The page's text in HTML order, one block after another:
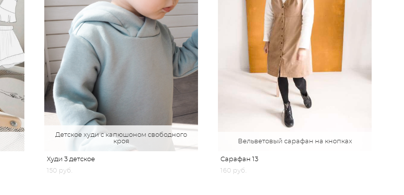
Детское худи с капюшоном свободного
кроя
Худи 3 детское
150 pуб.
Вельветовый сарафан на кнопках
Сарафан 13
160 pуб.